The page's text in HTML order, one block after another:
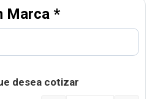
Marca *
desea cotizar